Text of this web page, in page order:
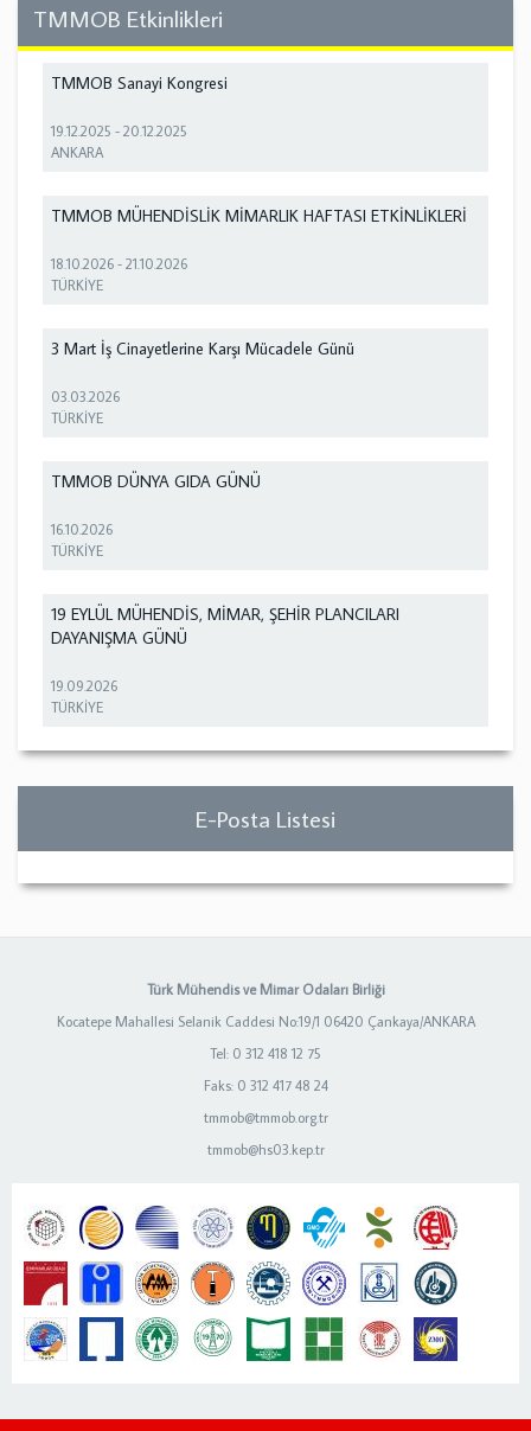
TMMOB Etkinlikleri
TMMOB Sanayi Kongresi
19.12.2025 -20.12.2025
ANKARA
TMMOB MÜHENDİSLİK MİMARLIK HAFTASI ETKİNLİKLERİ
18.10.2026 -21.10.2026
TÜRKİYE
3 Mart İş Cinayetlerine Karşı Mücadele Günü
03.03.2026
TÜRKİYE
TMMOB DÜNYA GIDA GÜNÜ
16.10.2026
TÜRKİYE
19 EYLÜL MÜHENDİS, MİMAR, ŞEHİR PLANCILARI
DAYANIŞMA GÜNÜ
19.09.2026
TÜRKİYE
E-Posta Listesi
Türk Mühendis ve Mimar Odaları Birliği
Kocatepe Mahallesi Selanik Caddesi No:19/1 06420 Çankaya/ANKARA
Tel: 0 312 418 12 75
Faks: 0 312 417 48 24
tmmob@tmmob.org.tr
tmmob@hs03.kep.tr